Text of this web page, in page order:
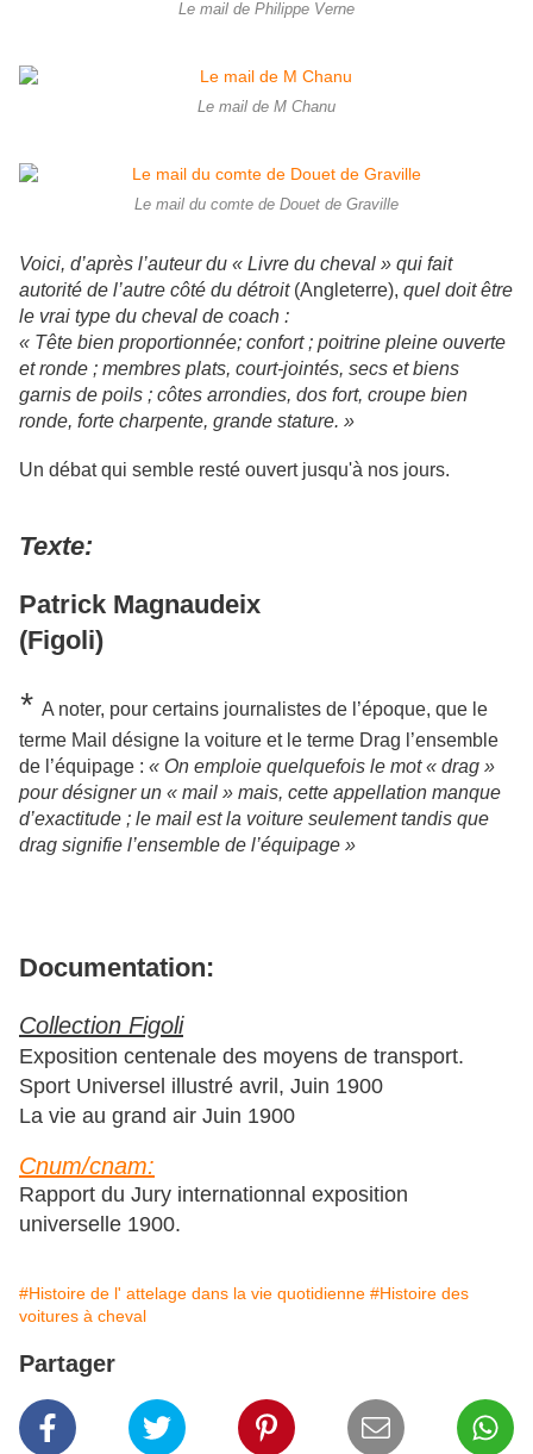
Le mail de Philippe Verne
Le mail de M Chanu
Le mail du comte de Douet de Graville
Voici, d’après l’auteur du « Livre du cheval » qui fait
autorité de l’autre côté du détroit (Angleterre), quel doit être
le vrai type du cheval de coach :
« Tête bien proportionnée; confort ; poitrine pleine ouverte
et ronde ; membres plats, court-jointés, secs et biens
garnis de poils ; côtes arrondies, dos fort, croupe bien
ronde, forte charpente, grande stature. »
Un débat qui semble resté ouvert jusqu'à nos jours.
Texte:
Patrick Magnaudeix
(Figoli)
* A noter, pour certains journalistes de l’époque, que le
terme Mail désigne la voiture et le terme Drag l’ensemble
de l’équipage : « On emploie quelquefois le mot « drag »
pour désigner un « mail » mais, cette appellation manque
d’exactitude ; le mail est la voiture seulement tandis que
drag signifie l’ensemble de l’équipage »
Documentation:
Collection Figoli
Exposition centenale des moyens de transport.
Sport Universel illustré avril, Juin 1900
La vie au grand air Juin 1900
Cnum/cnam:
Rapport du Jury internationnal exposition
universelle 1900.
#Histoire de l' attelage dans la vie quotidienne #Histoire des
voitures à cheval
Partager